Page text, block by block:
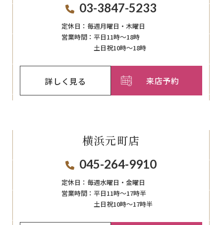
03-3847-5233
定休日： 毎週月曜日・木曜日
営業時間： 平日11時～18時
土日祝10時～18時
詳しく見る 来店予約
横浜元町店
045-264-9910
定休日： 毎週⽔曜⽇‧⾦曜⽇
営業時間： 平日11時～17時半
土日祝10時～17時半